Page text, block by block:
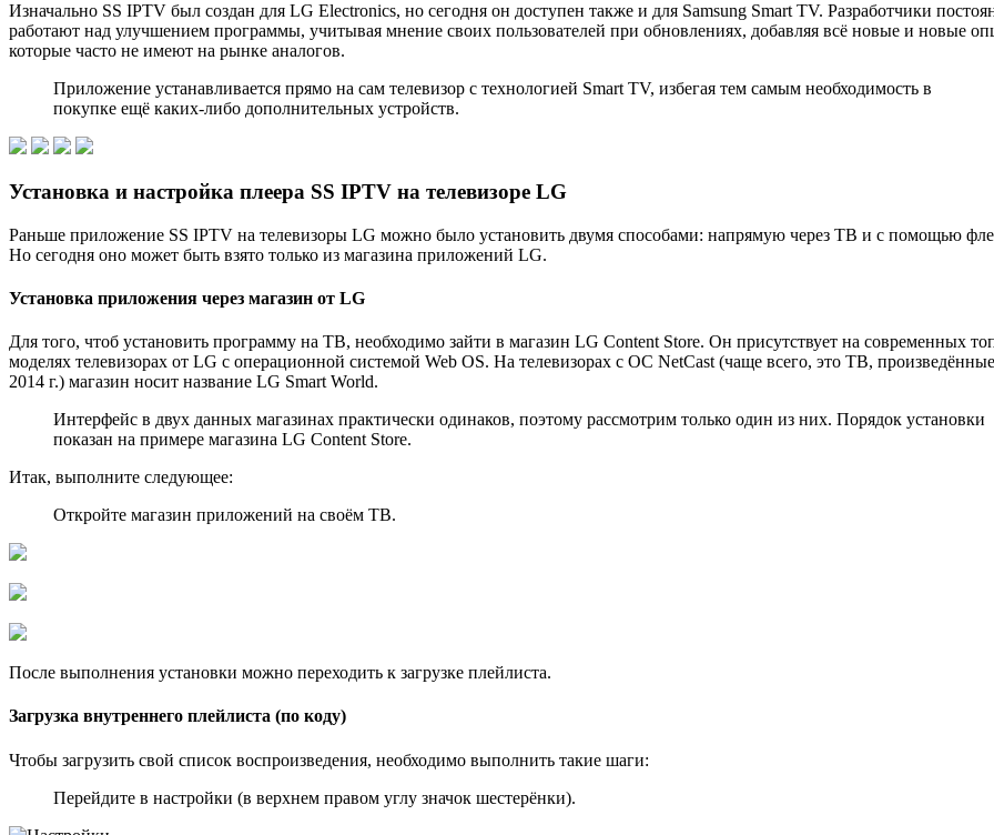
Изначально SS IPTV был создан для LG Electronics, но сегодня он доступен также и для Samsung Smart TV. Разработчики
работают над улучшением программы, учитывая мнение своих пользователей при обновлениях, добавляя всё новые и новые
которые часто не имеют на рынке аналогов.
Приложение устанавливается прямо на сам телевизор с технологией Smart TV, избегая тем самым необходимость в
покупке ещё каких-либо дополнительных устройств.
Установка и настройка плеера SS IPTV на телевизоре LG
Раньше приложение SS IPTV на телевизоры LG можно было установить двумя способами: напрямую через TB и с помощью
Но сегодня оно может быть взято только из магазина приложений LG.
Установка приложения через магазин от LG
Для того, чтоб установить программу на TB, необходимо зайти в магазин LG Content Store. Он присутствует на современных
моделях телевизорах от LG с операционной системой Web OS. На телевизорах с ОС NetCast (чаще всего, это TB,
2014 г.) магазин носит название LG Smart World.
Интерфейс в двух данных магазинах практически одинаков, поэтому рассмотрим только один из них. Порядок установки
показан на примере магазина LG Content Store.
Итак, выполните следующее:
Откройте магазин приложений на своём TB.
После выполнения установки можно переходить к загрузке плейлиста.
Загрузка внутреннего плейлиста (по коду)
Чтобы загрузить свой список воспроизведения, необходимо выполнить такие шаги:
Перейдите в настройки (в верхнем правом углу значок шестерёнки).